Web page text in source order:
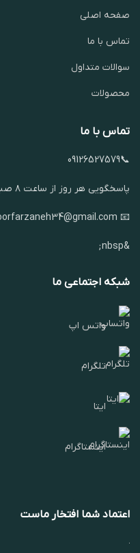
صفحه اصلی
تماس با ما
سوالات متداول
محصولات
تماس با ما
📞09126527579
پاسخگویی هر روز از ساعت ۸ صبح تا ۱۲ بامداد
📧 Alipoorfarzaneh34@gmail.com
&nbsp;
شبکه اجتماعی ما
واتس اپ
تلگرام
ایتا
اینستاگرام
اعتماد شما افتخار ماست